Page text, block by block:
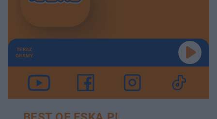
TERAZ
GRAMY